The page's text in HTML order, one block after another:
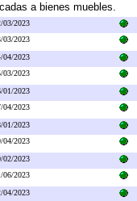
a bienes muebles.
03/2023
03/2023
04/2023
03/2023
01/2023
04/2023
01/2023
04/2023
02/2023
06/2023
04/2023